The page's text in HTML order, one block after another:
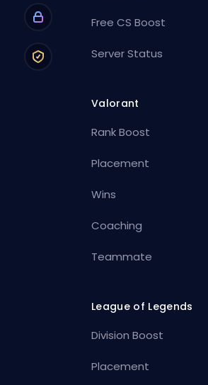
Free CS Boost
Server Status
Valorant
Rank Boost
Placement
Wins
Coaching
Teammate
League of Legends
Division Boost
Placement